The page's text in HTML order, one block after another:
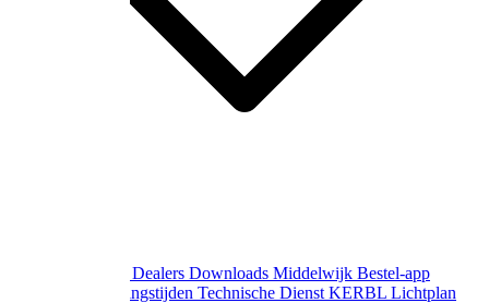
Dealers Downloads Middelwijk Bestel-app
Gewijzigde openingstijden Technische Dienst KERBL Lichtplan